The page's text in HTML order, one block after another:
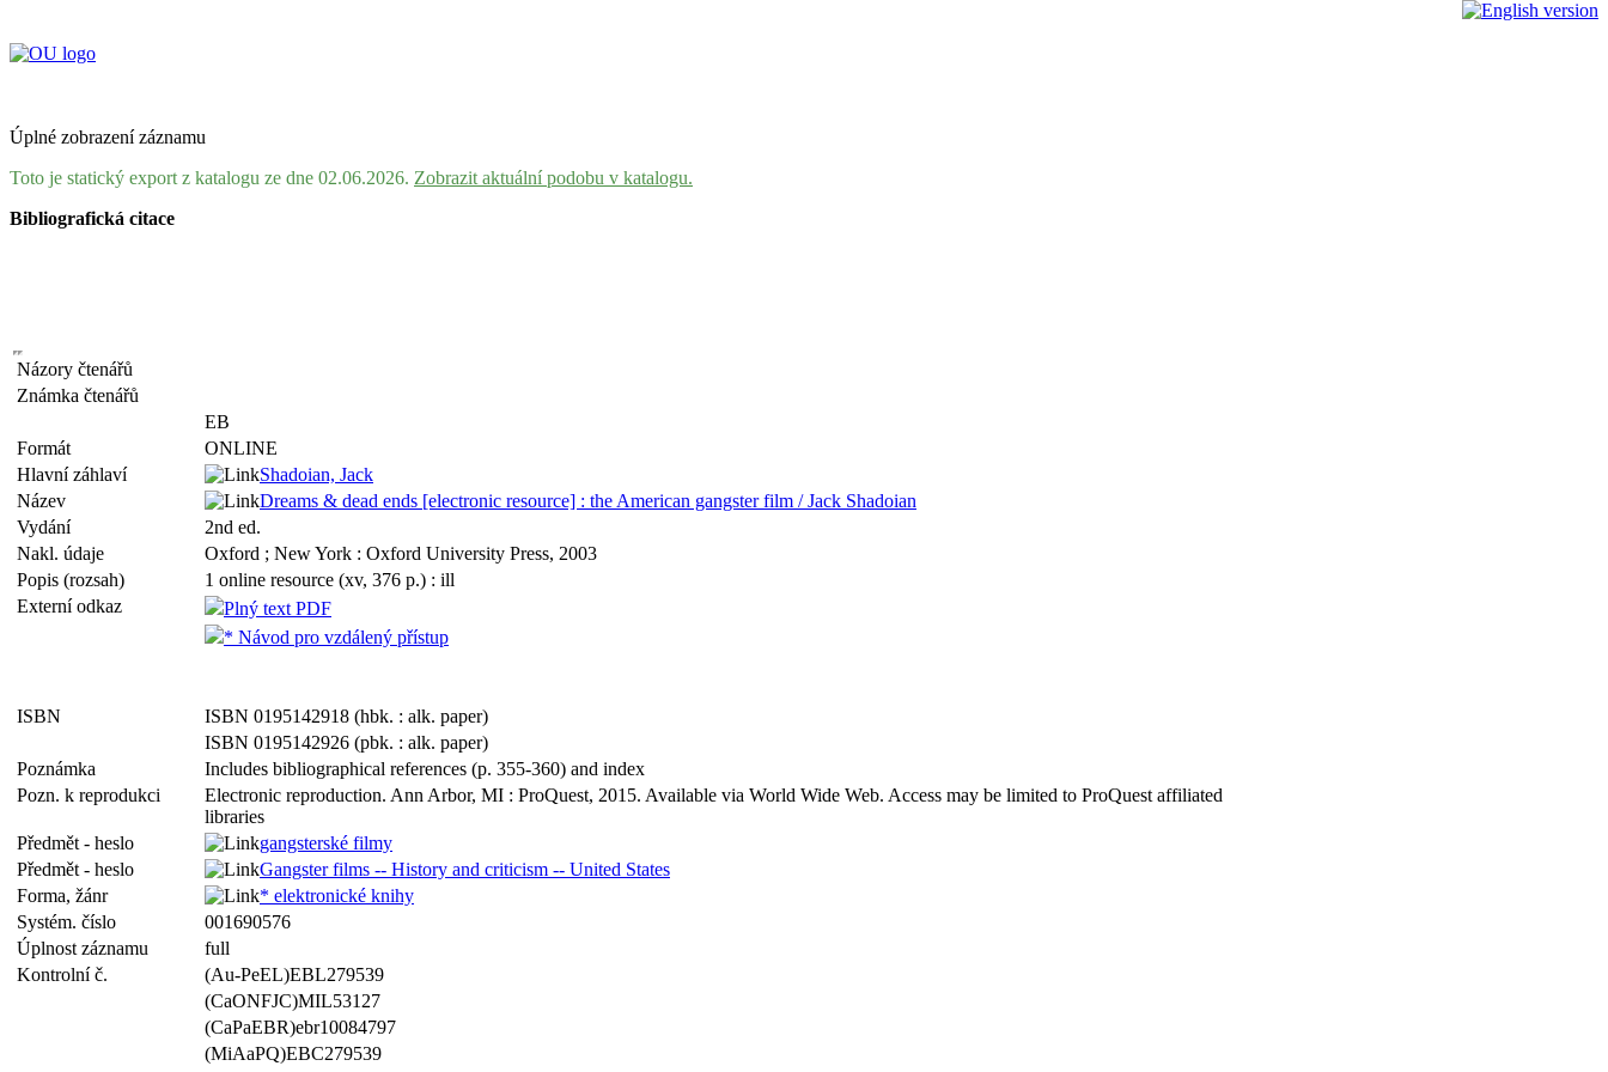
Úplné zobrazení záznamu
Toto je statický export z katalogu ze dne 02.06.2026. Zobrazit aktuální podobu v katalogu.
Bibliografická citace
Názory čtenářů
Známka čtenářů
EB
Formát
ONLINE
Hlavní záhlaví
Shadoian, Jack
Název
Dreams & dead ends [electronic resource] : the American gangster film / Jack Shadoian
Vydání
2nd ed.
Nakl. údaje
Oxford ; New York : Oxford University Press, 2003
Popis (rozsah)
1 online resource (xv, 376 p.) : ill
Externí odkaz
Plný text PDF
* Návod pro vzdálený přístup
ISBN
ISBN 0195142918 (hbk. : alk. paper)
ISBN 0195142926 (pbk. : alk. paper)
Poznámka
Includes bibliographical references (p. 355-360) and index
Pozn. k reprodukci
Electronic reproduction. Ann Arbor, MI : ProQuest, 2015. Available via World Wide Web. Access may be limited to ProQuest affiliated
libraries
Předmět - heslo
gangsterské filmy
Předmět - heslo
Gangster films -- History and criticism -- United States
Forma, žánr
* elektronické knihy
Systém. číslo
001690576
Úplnost záznamu
full
Kontrolní č.
(Au-PeEL)EBL279539
(CaONFJC)MIL53127
(CaPaEBR)ebr10084797
(MiAaPQ)EBC279539